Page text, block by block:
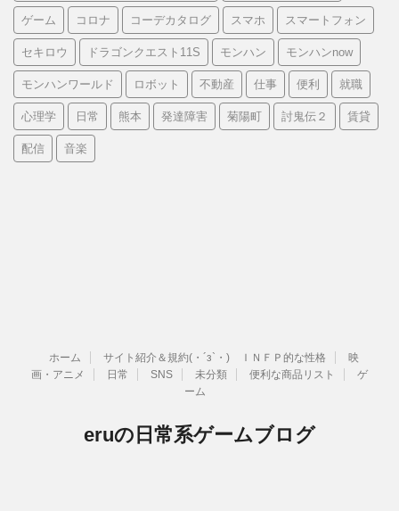
ゲーム コロナ コーデカタログ スマホ スマートフォン
セキロウ ドラゴンクエスト11S モンハン モンハンnow
モンハンワールド ロボット 不動産 仕事 便利 就職
心理学 日常 熊本 発達障害 菊陽町 討鬼伝２ 賃貸
配信 音楽
ホーム サイト紹介＆規約(・´з`・) ＩＮＦＰ的な性格
映
画・アニメ
日常 SNS 未分類 便利な商品リスト
ゲ
ーム
eruの日常系ゲームブログ